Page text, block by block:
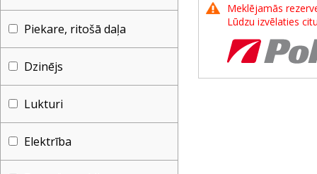
Piekare, ritošā daļa
Dzinējs
Lukturi
Elektrība
Meklējamās
Lūdzu izvēlaties